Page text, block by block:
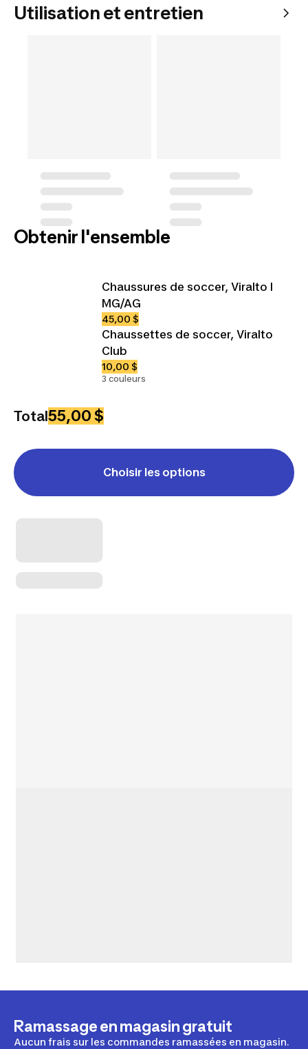
Utilisation et entretien
Obtenir l'ensemble
Chaussures de soccer, Viralto I
MG/AG
45,00 $
Chaussettes de soccer, Viralto
Club
10,00 $
3 couleurs
Total55,00 $
Choisir les options
Ramassage en magasin gratuit
Aucun frais sur les commandes ramassées en magasin.